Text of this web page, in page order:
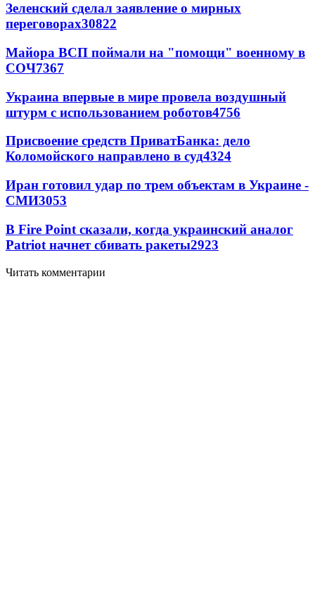
Зеленский сделал заявление о мирных
переговорах30822
Майора ВСП поймали на "помощи" военному в
СОЧ7367
Украина впервые в мире провела воздушный
штурм с использованием роботов4756
Присвоение средств ПриватБанка: дело
Коломойского направлено в суд4324
Иран готовил удар по трем объектам в Украине -
СМИ3053
В Fire Point сказали, когда украинский аналог
Patriot начнет сбивать ракеты2923
Читать комментарии